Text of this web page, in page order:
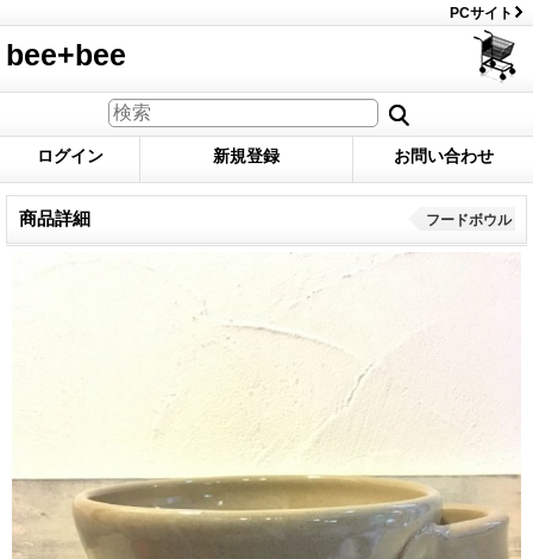
PCサイト
bee+bee
ログイン 新規登録 お問い合わせ
商品詳細 フードボウル